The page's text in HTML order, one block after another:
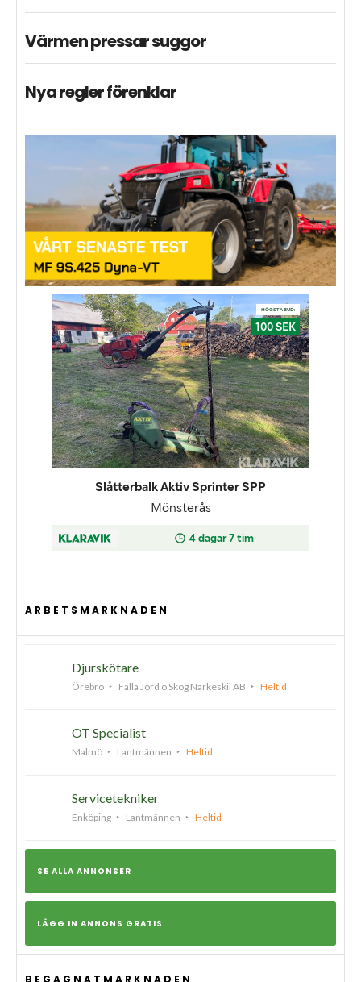
Värmen pressar suggor
Nya regler förenklar
ARBETSMARKNADEN
Djurskötare
Örebro Falla Jord o Skog Närkeskil AB Heltid
OT Specialist
Malmö Lantmännen Heltid
Servicetekniker
Enköping Lantmännen Heltid
SE ALLA ANNONSER
LÄGG IN ANNONS GRATIS
BEGAGNATMARKNADEN